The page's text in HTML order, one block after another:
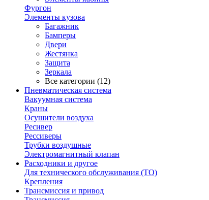
Фургон
Элементы кузова
Багажник
Бамперы
Двери
Жестянка
Защита
Зеркала
Все категории (12)
Пневматическая система
Вакуумная система
Краны
Осушители воздуха
Ресивер
Рессиверы
Трубки воздушные
Электромагнитный клапан
Расходники и другое
Для технического обслуживания (ТО)
Крепления
Трансмиссия и привод